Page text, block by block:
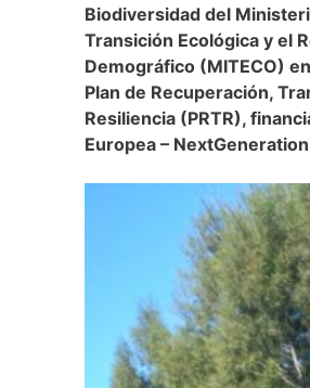
Biodiversidad del
Transición Ecológica y el
Demográfico (MITECO)
Plan de Recuperación,
Resiliencia (PRTR),
Europea –